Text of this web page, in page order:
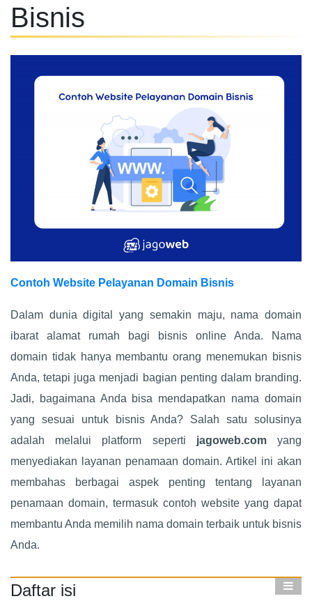
Bisnis
Contoh Website Pelayanan Domain Bisnis
Dalam dunia digital yang semakin maju, nama domain
ibarat alamat rumah bagi bisnis online Anda. Nama
domain tidak hanya membantu orang menemukan bisnis
Anda, tetapi juga menjadi bagian penting dalam branding.
Jadi, bagaimana Anda bisa mendapatkan nama domain
yang sesuai untuk bisnis Anda? Salah satu solusinya
adalah melalui platform seperti jagoweb.comyang
menyediakan layanan penamaan domain. Artikel ini akan
membahas berbagai aspek penting tentang layanan
penamaan domain, termasuk contoh website yang dapat
membantu Anda memilih nama domain terbaik untuk bisnis
Anda.
Daftar isi